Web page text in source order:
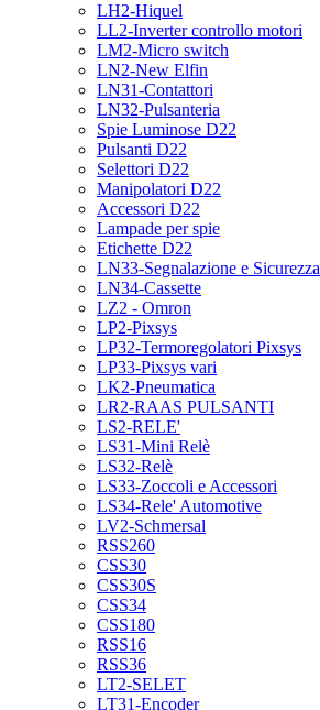
LH2-Hiquel
LL2-Inverter controllo motori
LM2-Micro switch
LN2-New Elfin
LN31-Contattori
LN32-Pulsanteria
Spie Luminose D22
Pulsanti D22
Selettori D22
Manipolatori D22
Accessori D22
Lampade per spie
Etichette D22
LN33-Segnalazione e Sicurezza
LN34-Cassette
LZ2 - Omron
LP2-Pixsys
LP32-Termoregolatori Pixsys
LP33-Pixsys vari
LK2-Pneumatica
LR2-RAAS PULSANTI
LS2-RELE'
LS31-Mini Relè
LS32-Relè
LS33-Zoccoli e Accessori
LS34-Rele' Automotive
LV2-Schmersal
RSS260
CSS30
CSS30S
CSS34
CSS180
RSS16
RSS36
LT2-SELET
LT31-Encoder